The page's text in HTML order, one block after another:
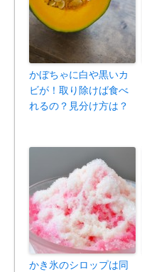
かぼちゃに白や黒いカ
ビが！取り除けば食べ
れるの？見分け方は？
かき氷のシロップは同